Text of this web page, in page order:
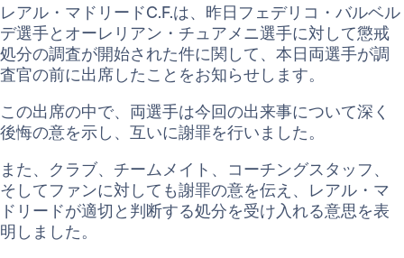
レアル・マドリードC.F.は、昨日フェデリコ・バルベル
デ選手とオーレリアン・チュアメニ選手に対して懲戒
処分の調査が開始された件に関して、本日両選手が調
査官の前に出席したことをお知らせします。
この出席の中で、両選手は今回の出来事について深く
後悔の意を示し、互いに謝罪を行いました。
また、クラブ、チームメイト、コーチングスタッフ、
そしてファンに対しても謝罪の意を伝え、レアル・マ
ドリードが適切と判断する処分を受け入れる意思を表
明しました。